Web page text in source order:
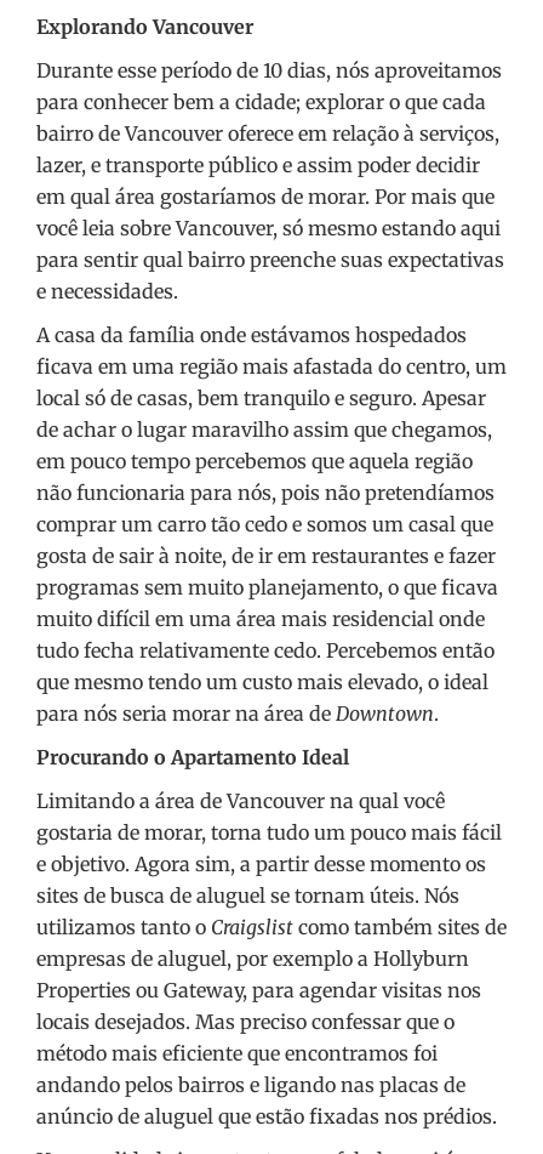
Explorando Vancouver
Durante esse período de 10 dias, nós aproveitamos
para conhecer bem a cidade; explorar o que cada
bairro de Vancouver oferece em relação à serviços,
lazer, e transporte público e assim poder decidir
em qual área gostaríamos de morar. Por mais que
você leia sobre Vancouver, só mesmo estando aqui
para sentir qual bairro preenche suas expectativas
e necessidades.
A casa da família onde estávamos hospedados
ficava em uma região mais afastada do centro, um
local só de casas, bem tranquilo e seguro. Apesar
de achar o lugar maravilho assim que chegamos,
em pouco tempo percebemos que aquela região
não funcionaria para nós, pois não pretendíamos
comprar um carro tão cedo e somos um casal que
gosta de sair à noite, de ir em restaurantes e fazer
programas sem muito planejamento, o que ficava
muito difícil em uma área mais residencial onde
tudo fecha relativamente cedo. Percebemos então
que mesmo tendo um custo mais elevado, o ideal
para nós seria morar na área de Downtown.
Procurando o Apartamento Ideal
Limitando a área de Vancouver na qual você
gostaria de morar, torna tudo um pouco mais fácil
e objetivo. Agora sim, a partir desse momento os
sites de busca de aluguel se tornam úteis. Nós
utilizamos tanto o Craigslist como também sites de
empresas de aluguel, por exemplo a Hollyburn
Properties ou Gateway, para agendar visitas nos
locais desejados. Mas preciso confessar que o
método mais eficiente que encontramos foi
andando pelos bairros e ligando nas placas de
anúncio de aluguel que estão fixadas nos prédios.